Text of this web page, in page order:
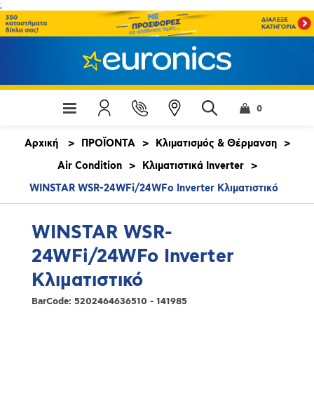
;
0
Αρχική > ΠΡΟΪΟΝΤΑ > Κλιματισμός & Θέρμανση >
Air Condition > Κλιματιστικά Inverter >
WINSTAR WSR-24WFi/24WFo Inverter Κλιματιστικό
WINSTAR WSR-
24WFi/24WFo Inverter
Κλιματιστικό
BarCode: 5202464636510 - 141985